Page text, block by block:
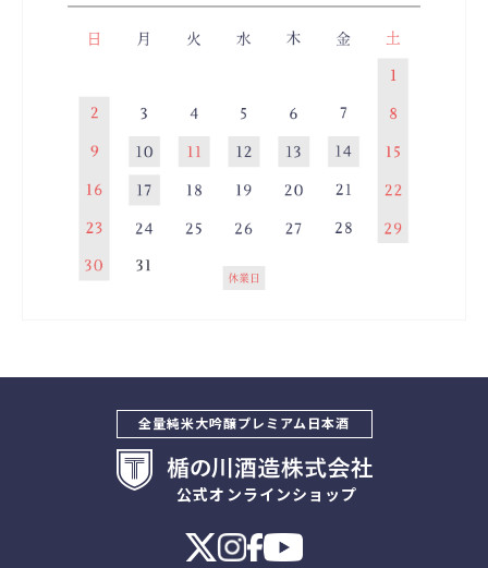
全量純米大吟醸プレミアム日本酒
公式オンラインショップ